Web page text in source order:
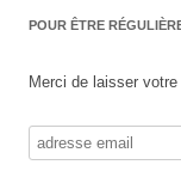
POUR ÊTRE
Merci de laisser votre